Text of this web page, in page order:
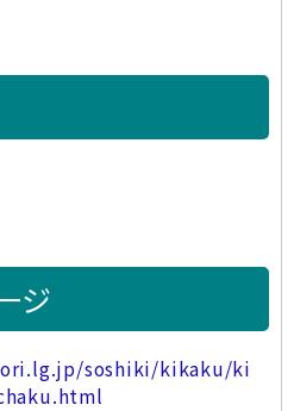
ジ
soshiki/kikaku/ki